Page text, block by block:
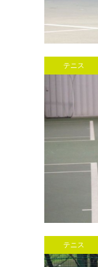
テニス
テニス